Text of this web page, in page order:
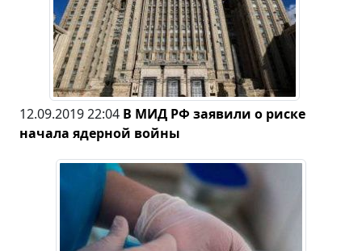
12.09.2019 22:04 В МИД РФ заявили о риске
начала ядерной войны